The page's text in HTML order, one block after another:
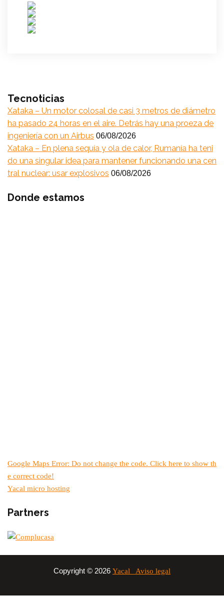
Tecnoticias
Xataka – Un motor colosal de casi 3 metros de diámetro
ha pasado 24 horas en el aire. Detrás hay una proeza de
ingeniería con un Airbus 06/08/2026
Xataka – En plena sequía y ola de calor, Rumanía ha teni
do una singular idea para mantener funcionando una cen
tral nuclear: usar explosivos 06/08/2026
Donde estamos
Google Maps Error: Do not change the code. Click here to show th
e correct code!
Yacal micro hosting
Partners
Copyright © 2026 Yacal Aviso legal